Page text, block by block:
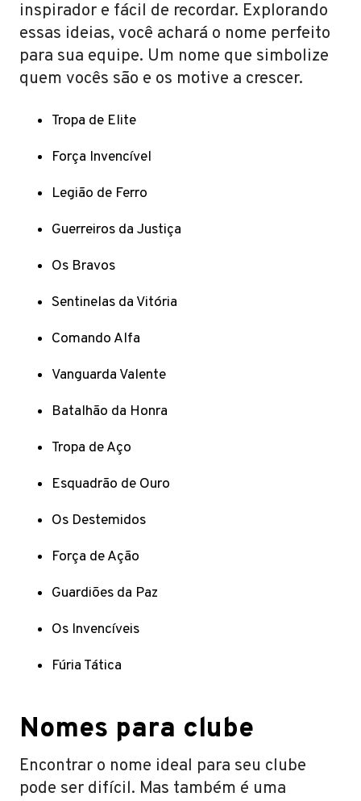
inspirador e fácil de recordar. Explorando
essas ideias, você achará o nome perfeito
para sua equipe. Um nome que simbolize
quem vocês são e os motive a crescer.
Tropa de Elite
Força Invencível
Legião de Ferro
Guerreiros da Justiça
Os Bravos
Sentinelas da Vitória
Comando Alfa
Vanguarda Valente
Batalhão da Honra
Tropa de Aço
Esquadrão de Ouro
Os Destemidos
Força de Ação
Guardiões da Paz
Os Invencíveis
Fúria Tática
Nomes para clube
Encontrar o nome ideal para seu clube
pode ser difícil. Mas também é uma